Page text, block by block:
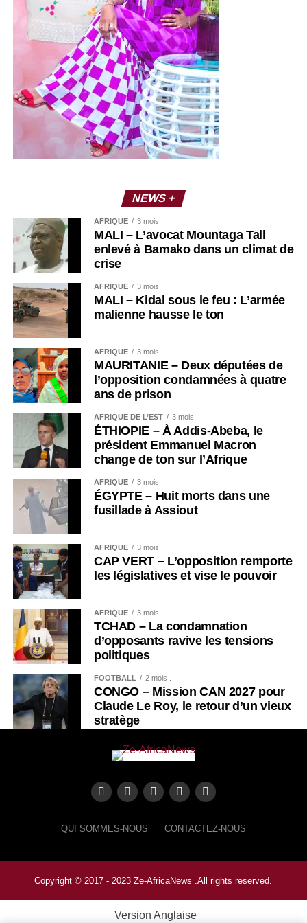
NEWS +
AFRIQUE 3 mois .
MALI – L’avocat Mountaga Tall
enlevé à Bamako dans un climat de
crise
AFRIQUE 3 mois .
MALI – Kidal sous le feu : L’armée
malienne hausse le ton
AFRIQUE 3 mois .
MAURITANIE – Deux députées de
l’opposition condamnées à quatre
ans de prison
AFRIQUE DE L’EST 3 mois .
ÉTHIOPIE – À Addis-Abeba, le
président Emmanuel Macron
change de ton sur l’Afrique
AFRIQUE 3 mois .
ÉGYPTE – Huit morts dans une
fusillade à Assiout
AFRIQUE 3 mois .
CAP VERT – L’opposition remporte
les législatives et vise le pouvoir
AFRIQUE 3 mois .
TCHAD – La condamnation
d’opposants ravive les tensions
politiques
FOOTBALL 2 mois .
CONGO – Mission CAN 2027 pour
Claude Le Roy, le retour d’un vieux
stratège
QUI SOMMES-NOUS CONTACTEZ-NOUS
Copyright © 2017 - 2023 Ze-AfricaNews .All rights reserved.
Version Anglaise